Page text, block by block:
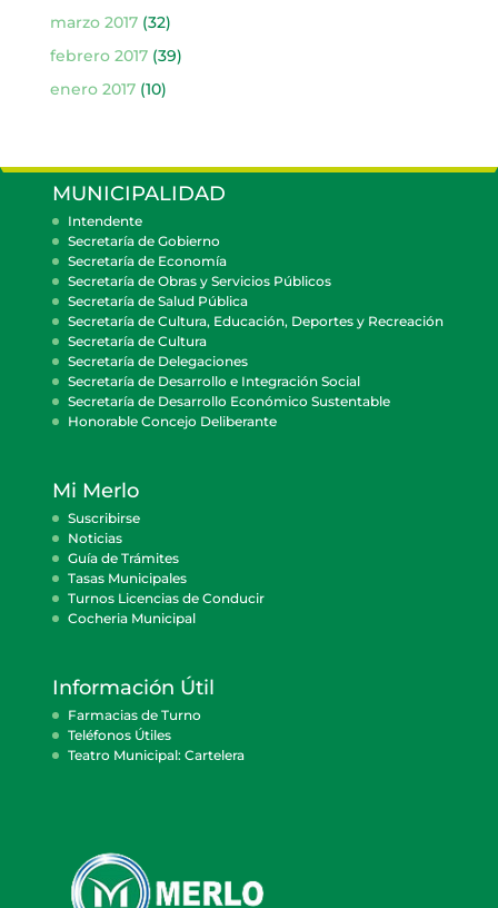
marzo 2017(32)
febrero 2017(39)
enero 2017(10)
MUNICIPALIDAD
Intendente
Secretaría de Gobierno
Secretaría de Economía
Secretaría de Obras y Servicios Públicos
Secretaría de Salud Pública
Secretaría de Cultura, Educación, Deportes y Recreación
Secretaría de Cultura
Secretaría de Delegaciones
Secretaría de Desarrollo e Integración Social
Secretaría de Desarrollo Económico Sustentable
Honorable Concejo Deliberante
Mi Merlo
Suscribirse
Noticias
Guía de Trámites
Tasas Municipales
Turnos Licencias de Conducir
Cocheria Municipal
Información Útil
Farmacias de Turno
Teléfonos Útiles
Teatro Municipal: Cartelera